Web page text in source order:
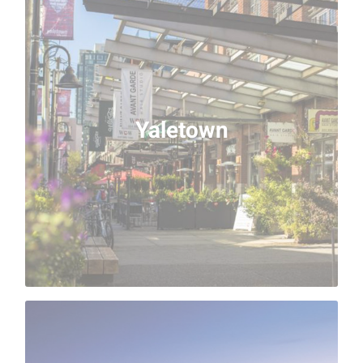
Yaletown
Yaletown
Bienvenue dans le quartier à ne surtout pas rater si
vous souhaitez profiter de la vie nocturne de « Van
» durant votre séjour linguistique à Vancouver.
Ancienne zone industrielle, le lieu a été rénové et ne
cesse depuis de gagner en popularité. Il est même
désormais considéré comme le nouveau « SoHo » !